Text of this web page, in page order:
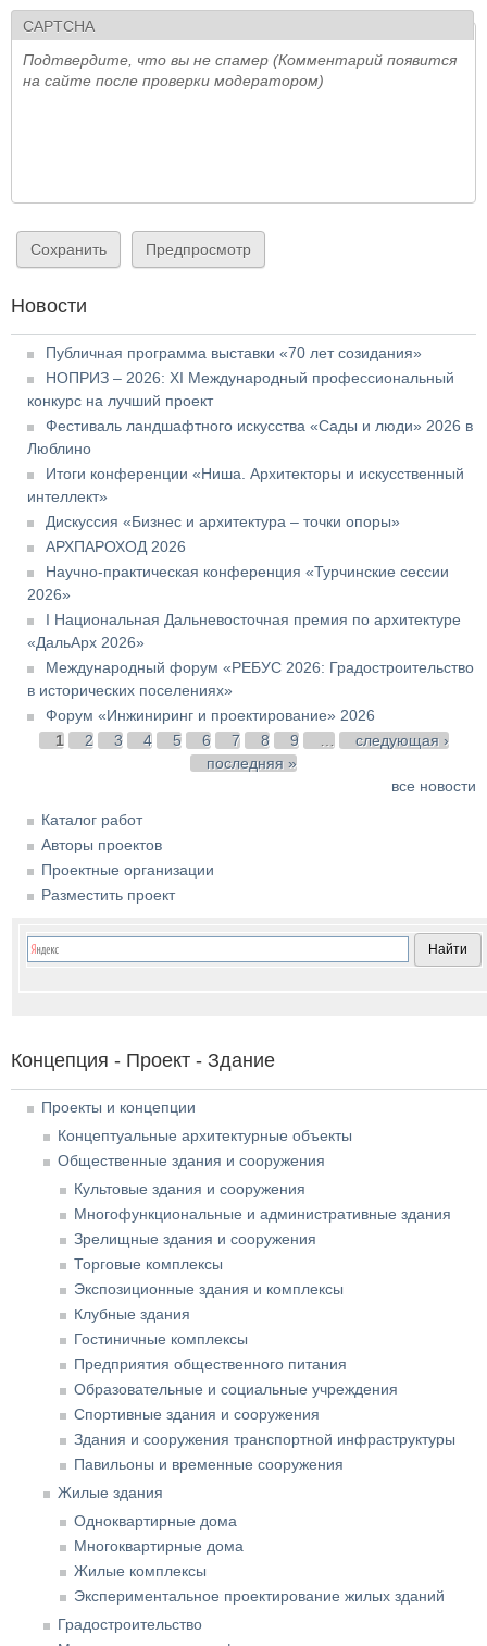
CAPTCHA
Подтвердите, что вы не спамер (Комментарий появится
на сайте после проверки модератором)
Новости
Публичная программа выставки «70 лет созидания»
НОПРИЗ – 2026: XI Международный профессиональный
конкурс на лучший проект
Фестиваль ландшафтного искусства «Сады и люди» 2026 в
Люблино
Итоги конференции «Ниша. Архитекторы и искусственный
интеллект»
Дискуссия «Бизнес и архитектура – точки опоры»
АРХПАРОХОД 2026
Научно-практическая конференция «Турчинские сессии
2026»
I Национальная Дальневосточная премия по архитектуре
«ДальАрх 2026»
Международный форум «РЕБУС 2026: Градостроительство
в исторических поселениях»
Форум «Инжиниринг и проектирование» 2026
Страницы
1 2 3 4 5 6 7 8 9
следующая ›
последняя »
все новости
Каталог работ
Авторы проектов
Проектные организации
Разместить проект
Концепция - Проект - Здание
Проекты и концепции
Концептуальные архитектурные объекты
Общественные здания и сооружения
Культовые здания и сооружения
Многофункциональные и административные здания
Зрелищные здания и сооружения
Торговые комплексы
Экспозиционные здания и комплексы
Клубные здания
Гостиничные комплексы
Предприятия общественного питания
Образовательные и социальные учреждения
Спортивные здания и сооружения
Здания и сооружения транспортной инфраструктуры
Павильоны и временные сооружения
Жилые здания
Одноквартирные дома
Многоквартирные дома
Жилые комплексы
Экспериментальное проектирование жилых зданий
Градостроительство